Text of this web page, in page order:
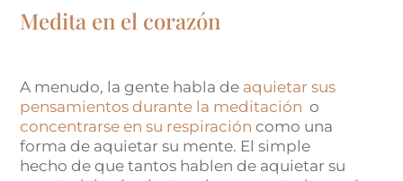
Medita en el corazón
A menudo, la gente habla de aquietar sus
pensamientos durante la meditación o
concentrarse en su respiración como una
forma de aquietar su mente. El simple
hecho de que tantos hablen de aquietar su